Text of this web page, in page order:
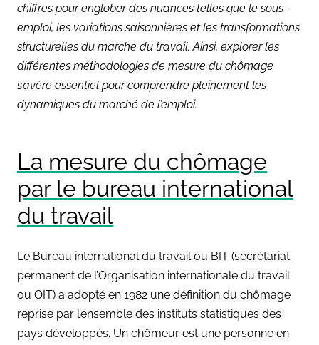
chiffres pour englober des nuances telles que le sous-
emploi, les variations saisonnières et les transformations
structurelles du marché du travail. Ainsi, explorer les
différentes méthodologies de mesure du chômage
s’avère essentiel pour comprendre pleinement les
dynamiques du marché de l’emploi.
La mesure du chômage
par le bureau international
du travail
Le Bureau international du travail ou BIT (secrétariat
permanent de l’Organisation internationale du travail
ou OIT) a adopté en 1982 une définition du chômage
reprise par l’ensemble des instituts statistiques des
pays développés. Un chômeur est une personne en